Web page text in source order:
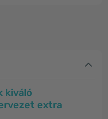
kiváló
extra